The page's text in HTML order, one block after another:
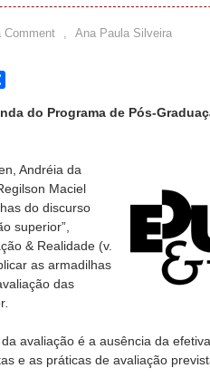
Comment , Ana Paula Silveira
do Programa de Pós-
Andréia da
Maciel
do discurso
superior”,
& Realidade (v.
as armadilhas
das
avaliação é a ausência da
e as práticas de avaliação